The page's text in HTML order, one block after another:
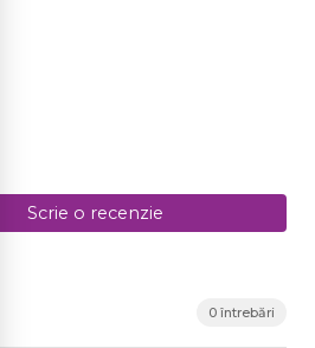
Scrie o recenzie
0 întrebări